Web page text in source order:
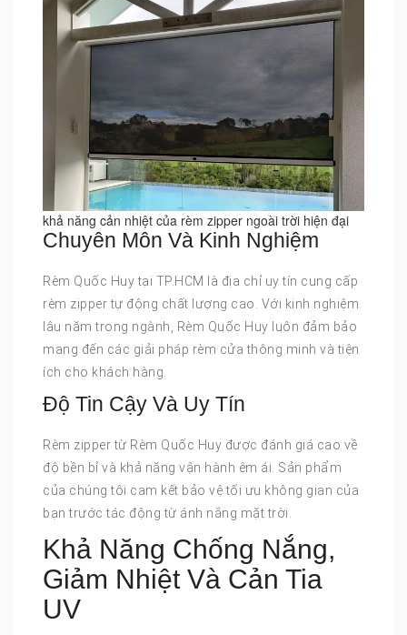
khả năng cản nhiệt của rèm zipper ngoài trời hiện đại
Chuyên Môn Và Kinh Nghiệm
Rèm Quốc Huy tại TP.HCM là địa chỉ uy tín cung cấp
rèm zipper tự động chất lượng cao. Với kinh nghiệm
lâu năm trong ngành, Rèm Quốc Huy luôn đảm bảo
mang đến các giải pháp rèm cửa thông minh và tiện
ích cho khách hàng.
Độ Tin Cậy Và Uy Tín
Rèm zipper từ Rèm Quốc Huy được đánh giá cao về
độ bền bỉ và khả năng vận hành êm ái. Sản phẩm
của chúng tôi cam kết bảo vệ tối ưu không gian của
bạn trước tác động từ ánh nắng mặt trời.
Khả Năng Chống Nắng,
Giảm Nhiệt Và Cản Tia
UV